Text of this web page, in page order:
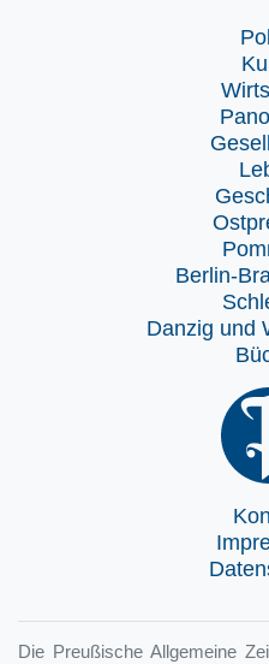
Berlin-
Danzig und
Die Preußische Allgemeine